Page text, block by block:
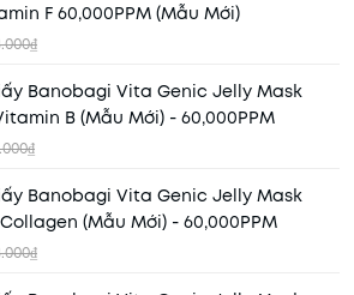
F 60,000PPM (Mẫu Mới)
Banobagi Vita Genic Jelly Mask
B (Mẫu Mới) - 60,000PPM
Banobagi Vita Genic Jelly Mask
(Mẫu Mới) - 60,000PPM